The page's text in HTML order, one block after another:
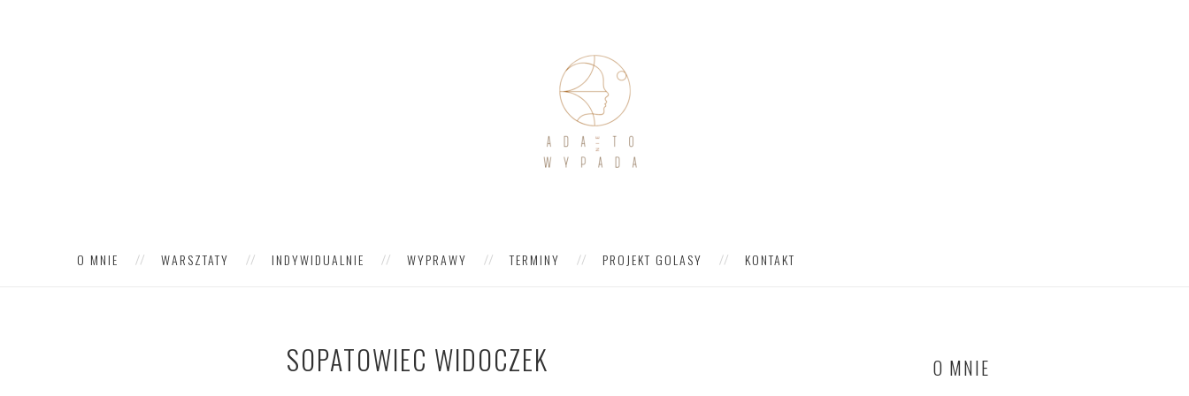
O MNIE WARSZTATY INDYWIDUALNIE WYPRAWY TERMINY PROJEKT GOLASY KONTAKT
SOPATOWIEC WIDOCZEK O MNIE